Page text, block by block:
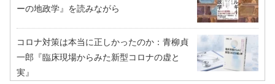
ーの地政学』を読みながら
コロナ対策は本当に正しかったのか：青柳貞
一郎『臨床現場からみた新型コロナの虚と
実』